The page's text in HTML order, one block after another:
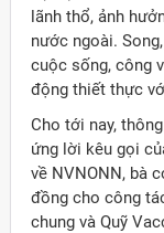
lãnh thổ, ảnh
nước ngoài.
cuộc sống, công
động thiết thực
Cho tới nay,
ứng lời kêu gọi
về NVNONN, bà
đồng cho công
chung và Quỹ